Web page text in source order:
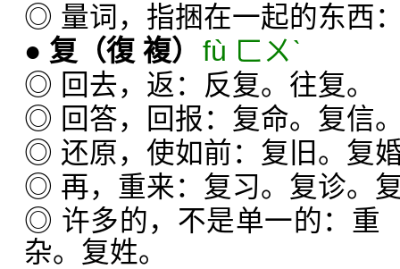
◎ 量词，指捆在一起的东西
● 复 （復 複） fù ㄈㄨˋ
◎ 回去，返：反复。往复。
◎ 回答，回报：复命。复信
◎ 还原，使如前：复旧。复
◎ 再，重来：复习。复诊。
◎ 许多的，不是单一的：重
杂。复姓。